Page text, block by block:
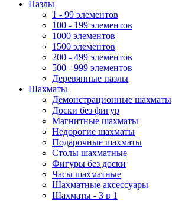
Пазлы
1 - 99 элементов
100 - 199 элементов
1000 элементов
1500 элементов
200 - 499 элементов
500 - 999 элементов
Деревянные пазлы
Шахматы
Демонстрационные шахматы
Доски без фигур
Магнитные шахматы
Недорогие шахматы
Подарочные шахматы
Столы шахматные
Фигуры без доски
Часы шахматные
Шахматные аксессуары
Шахматы - 3 в 1